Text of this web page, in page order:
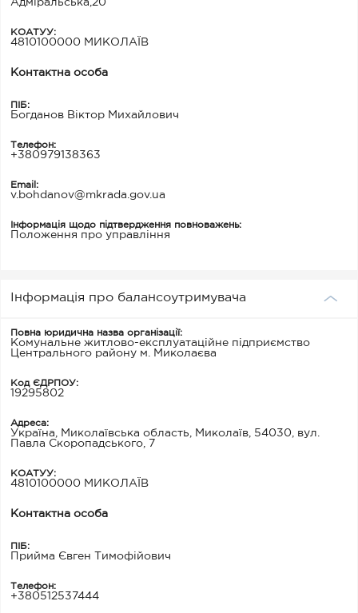
Адміральська,20
КОАТУУ:
4810100000 МИКОЛАЇВ
Контактна особа
ПІБ:
Богданов Віктор Михайлович
Телефон:
+380979138363
Email:
v.bohdanov@mkrada.gov.ua
Інформація щодо підтвердження повноважень:
Положення про управління
Інформація про балансоутримувача
Повна юридична назва організації:
Комунальне житлово-експлуатаційне підприємство
Центрального району м. Миколаєва
Код ЄДРПОУ:
19295802
Адреса:
Україна, Миколаївська область, Миколаїв, 54030, вул.
Павла Скоропадського, 7
КОАТУУ:
4810100000 МИКОЛАЇВ
Контактна особа
ПІБ:
Прийма Євген Тимофійович
Телефон:
+380512537444